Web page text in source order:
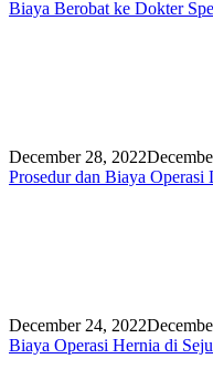
Biaya Berobat ke Dokter
December 28, 2022
Prosedur dan Biaya
December 24, 2022
Biaya Operasi Hernia di